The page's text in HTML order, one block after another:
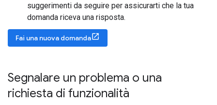
suggerimenti da seguire per assicurarti che la tua
domanda riceva una risposta.
Fai una nuova domanda
Segnalare un problema o una
richiesta di funzionalità